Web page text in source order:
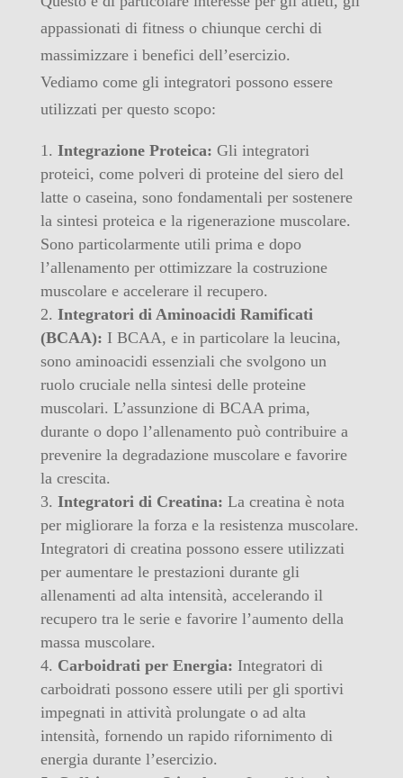
appassionati di fitness o chiunque cerchi di
massimizzare i benefici dell’esercizio.
Vediamo come gli integratori possono essere
utilizzati per questo scopo:
Integrazione Proteica: Gli integratori
proteici, come polveri di proteine ​​del siero del
latte o caseina, sono fondamentali per sostenere
la sintesi proteica e la rigenerazione muscolare.
Sono particolarmente utili prima e dopo
l’allenamento per ottimizzare la costruzione
muscolare e accelerare il recupero.
Integratori di Aminoacidi Ramificati
(BCAA): I BCAA, e in particolare la leucina,
sono aminoacidi essenziali che svolgono un
ruolo cruciale nella sintesi delle proteine
muscolari. L’assunzione di BCAA prima,
durante o dopo l’allenamento può contribuire a
prevenire la degradazione muscolare e favorire
la crescita.
Integratori di Creatina: La creatina è nota
per migliorare la forza e la resistenza muscolare.
Integratori di creatina possono essere utilizzati
per aumentare le prestazioni durante gli
allenamenti ad alta intensità, accelerando il
recupero tra le serie e favorire l’aumento della
massa muscolare.
Carboidrati per Energia: Integratori di
carboidrati possono essere utili per gli sportivi
impegnati in attività prolungate o ad alta
intensità, fornendo un rapido rifornimento di
energia durante l’esercizio.